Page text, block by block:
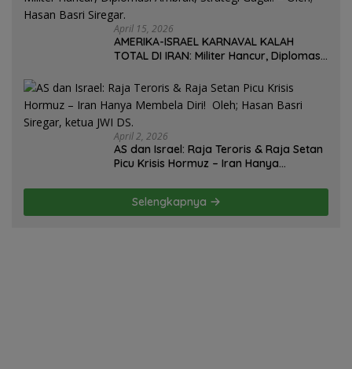
April 15, 2026
AMERIKA-ISRAEL KARNAVAL KALAH
TOTAL DI IRAN: Militer Hancur, Diplomasi
Basri Siregar.
April 2, 2026
AS dan Israel: Raja Teroris & Raja Setan
Picu Krisis Hormuz – Iran Hanya
ketua JWI DS.
Selengkapnya